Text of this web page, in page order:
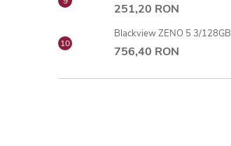
251,20 RON
Blackview ZENO 5 3/128GB
756,40 RON